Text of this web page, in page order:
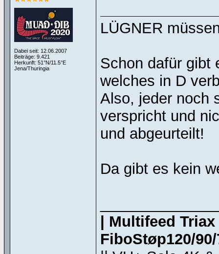
Dabei seit: 12.06.2007
Beiträge: 9.421
Herkunft: 51°N/11.5°E
Jena/Thuringia
LÜGNER
Schon dafür gibt
welches in D
Also, jeder noch
verspricht und
und abgeurteilt!
Da gibt es kein
| Multifeed
FiboStøp120/